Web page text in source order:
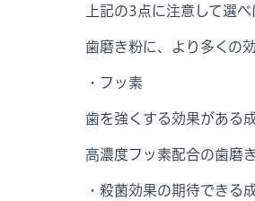
上記の3点に注意して選
歯磨き粉に、より多くの
・フッ素
歯を強くする効果がある
高濃度フッ素配合の歯磨
・殺菌効果の期待できる